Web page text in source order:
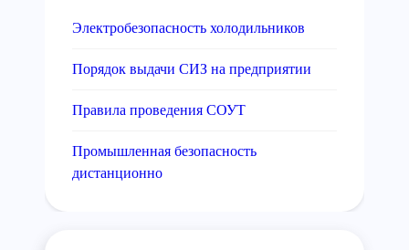
Электробезопасность холодильников
Порядок выдачи СИЗ на предприятии
Правила проведения СОУТ
Промышленная безопасность
дистанционно